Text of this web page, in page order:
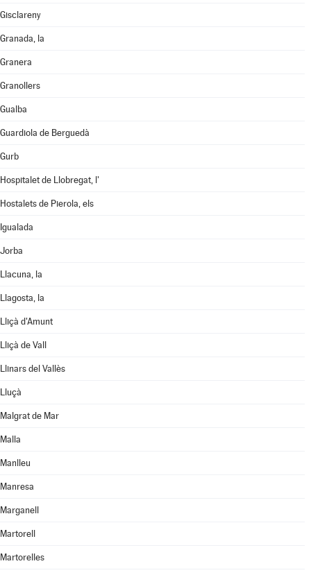
Gisclareny
Granada, la
Granera
Granollers
Gualba
Guardiola de Berguedà
Gurb
Hospitalet de Llobregat, l'
Hostalets de Pierola, els
Igualada
Jorba
Llacuna, la
Llagosta, la
Lliçà d'Amunt
Lliçà de Vall
Llinars del Vallès
Lluçà
Malgrat de Mar
Malla
Manlleu
Manresa
Marganell
Martorell
Martorelles